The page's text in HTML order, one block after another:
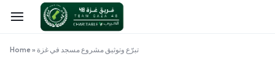
Home» تبرّع وتوثيق مشروع مسجد في غزة